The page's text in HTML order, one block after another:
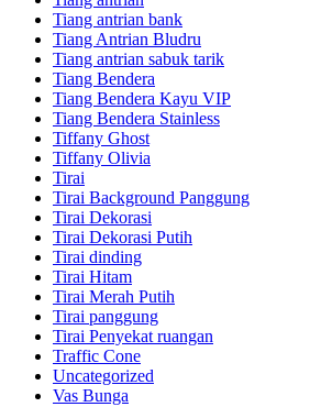
Tiang antrian bank
Tiang Antrian Bludru
Tiang antrian sabuk tarik
Tiang Bendera
Tiang Bendera Kayu VIP
Tiang Bendera Stainless
Tiffany Ghost
Tiffany Olivia
Tirai
Tirai Background Panggung
Tirai Dekorasi
Tirai Dekorasi Putih
Tirai dinding
Tirai Hitam
Tirai Merah Putih
Tirai panggung
Tirai Penyekat ruangan
Traffic Cone
Uncategorized
Vas Bunga